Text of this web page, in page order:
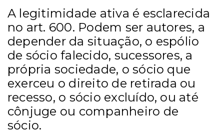
A legitimidade ativa é esclarecida
no art. 600. Podem ser autores, a
depender da situação, o espólio
de sócio falecido, sucessores, a
própria sociedade, o sócio que
exerceu o direito de retirada ou
recesso, o sócio excluído, ou até
cônjuge ou companheiro de
sócio.